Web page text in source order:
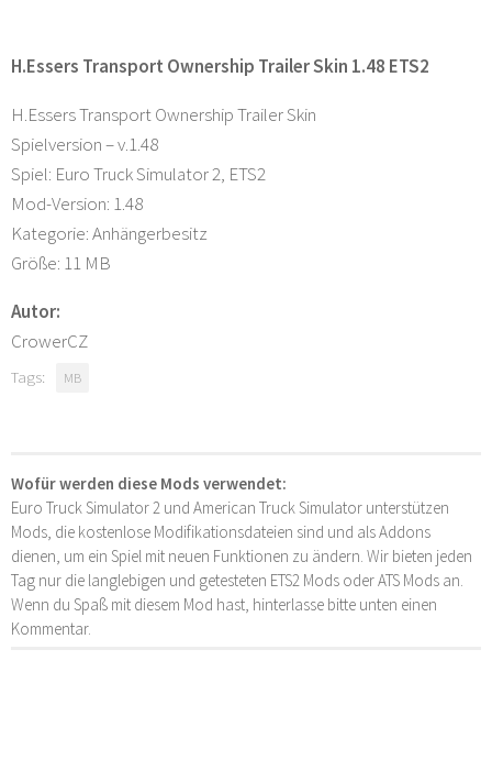
H.Essers Transport Ownership Trailer Skin 1.48 ETS2
H.Essers Transport Ownership Trailer Skin
Spielversion – v.1.48
Spiel: Euro Truck Simulator 2, ETS2
Mod-Version: 1.48
Kategorie: Anhängerbesitz
Größe: 11 MB
Autor:
CrowerCZ
Tags: MB
Wofür werden diese Mods verwendet:
Euro Truck Simulator 2 und American Truck Simulator unterstützen
Mods, die kostenlose Modifikationsdateien sind und als Addons
dienen, um ein Spiel mit neuen Funktionen zu ändern. Wir bieten jeden
Tag nur die langlebigen und getesteten ETS2 Mods oder ATS Mods an.
Wenn du Spaß mit diesem Mod hast, hinterlasse bitte unten einen
Kommentar.